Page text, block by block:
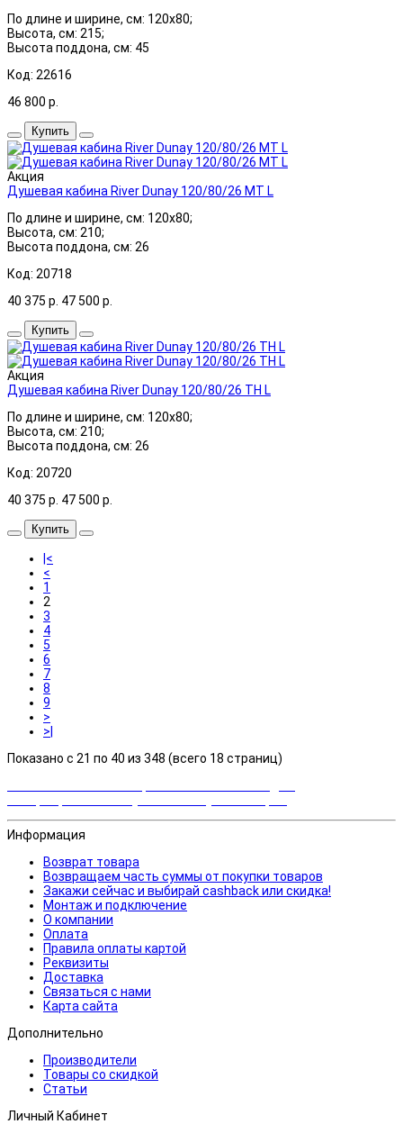
По длине и ширине, см: 120x80;
Высота, см: 215;
Высота поддона, см: 45
Код: 22616
46 800 р.
Купить
Акция
Душевая кабина River Dunay 120/80/26 MT L
По длине и ширине, см: 120x80;
Высота, см: 210;
Высота поддона, см: 26
Код: 20718
40 375 р. 47 500 р.
Купить
Акция
Душевая кабина River Dunay 120/80/26 ТН L
По длине и ширине, см: 120x80;
Высота, см: 210;
Высота поддона, см: 26
Код: 20720
40 375 р. 47 500 р.
Купить
|<
<
1
2
3
4
5
6
7
8
9
>
>|
Показано с 21 по 40 из 348 (всего 18 страниц)
Информация
Возврат товара
Возвращаем часть суммы от покупки товаров
Закажи сейчас и выбирай cashback или скидка!
Монтаж и подключение
О компании
Оплата
Правила оплаты картой
Реквизиты
Доставка
Связаться с нами
Карта сайта
Дополнительно
Производители
Товары со скидкой
Статьи
Личный Кабинет